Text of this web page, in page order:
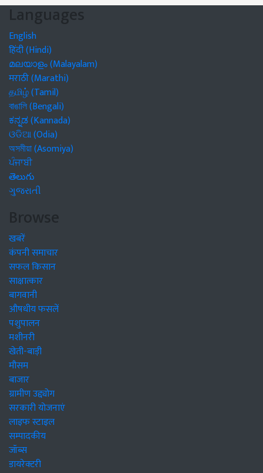
Languages
English
हिंदी (Hindi)
മലയാളം (Malayalam)
मराठी (Marathi)
தமிழ் (Tamil)
বাঙালি (Bengali)
ಕನ್ನಡ (Kannada)
ଓଡିଆ (Odia)
অসমীয়া (Asomiya)
ਪੰਜਾਬੀ
తెలుగు
ગુજરાતી
Browse
खबरें
कंपनी समाचार
सफल किसान
साक्षात्कार
बागवानी
औषधीय फसलें
पशुपालन
मशीनरी
खेती-बाड़ी
मौसम
बाजार
ग्रामीण उद्द्योग
सरकारी योजनाएं
लाइफ स्टाइल
सम्पादकीय
जॉब्स
डायरेक्टरी